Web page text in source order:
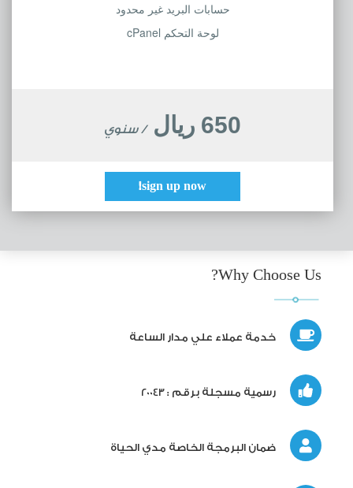
حسابات البريد غير محدود
لوحة التحكم cPanel
650 ريال / سنوي
sign up now!
Why Choose Us?
خدمة عملاء علي مدار الساعة
رسمية مسجلة برقم : 20043
ضمان البرمجة الخاصة مدي الحياة